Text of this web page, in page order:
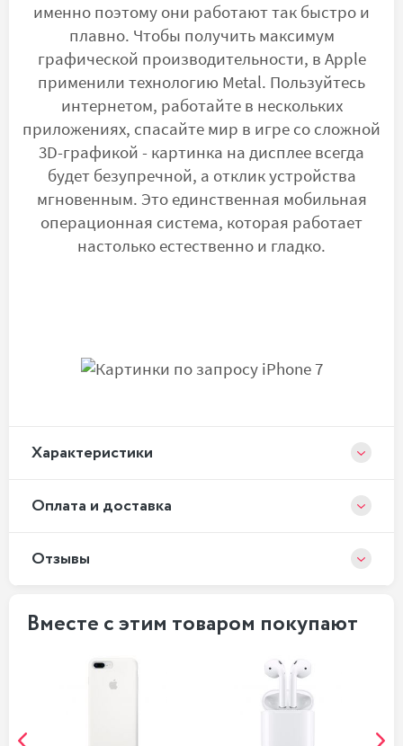
именно поэтому они работают так быстро и
плавно. Чтобы получить максимум
графической производительности, в Apple
применили технологию Metal. Пользуйтесь
интернетом, работайте в нескольких
приложениях, спасайте мир в игре со сложной
3D-графикой - картинка на дисплее всегда
будет безупречной, а отклик устройства
мгновенным. Это единственная мобильная
операционная система, которая работает
настолько естественно и гладко.
Xарактеристики
Оплата и доставка
Отзывы
Вместе с этим товаром покупают